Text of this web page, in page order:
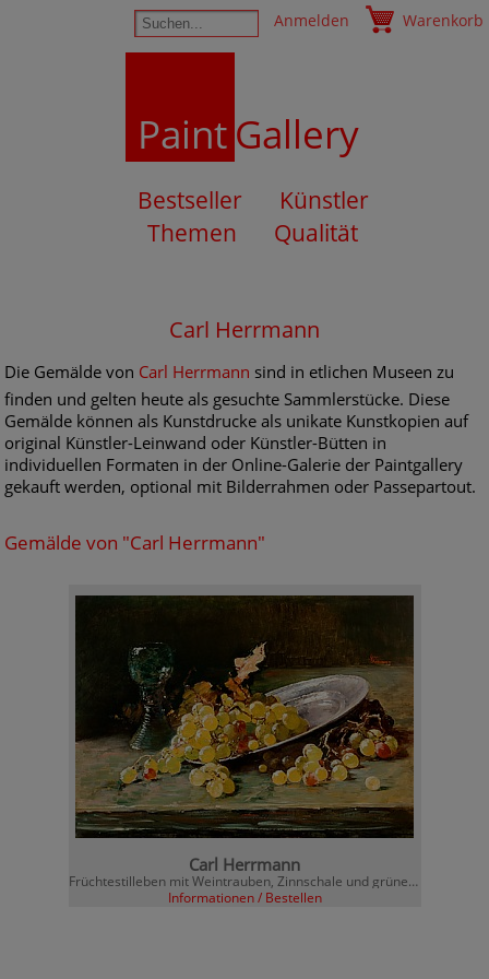
Anmelden Warenkorb
PaintGallery
Bestseller
Künstler
Themen
Qualität
Carl Herrmann
Die Gemälde von Carl Herrmann sind in etlichen Museen zu
finden und gelten heute als gesuchte Sammlerstücke. Diese
Gemälde können als Kunstdrucke als unikate Kunstkopien auf
original Künstler-Leinwand oder Künstler-Bütten in
individuellen Formaten in der Online-Galerie der Paintgallery
gekauft werden, optional mit Bilderrahmen oder Passepartout.
Gemälde von "Carl Herrmann"
Carl Herrmann
Früchtestilleben mit Weintrauben, Zinnschale und grünem Römer-Glas
Informationen / Bestellen